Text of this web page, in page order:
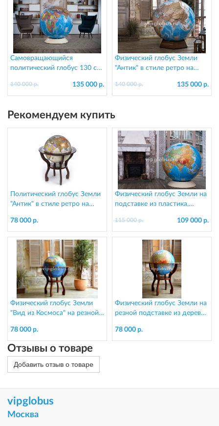
Самовращающийся
политический глобус 130 см,
135 000 р.
140 000 р.
Физический глобус Земли
"Антик" в стиле ретро на
см
135 000 р.
140 000 р.
Рекомендуем купить
Политический глобус Земли
"Антик" в стиле ретро на
d=64 см
78 000 р.
Физический глобус Земли на
подставке из пластика,
109 000 р.
115 000 р.
Физический глобус Земли
"Вид из Космоса" на резной
см
78 000 р.
Физический глобус Земли на
резной подставке из дерева,
78 000 р.
Отзывы о товаре
Добавить отзыв о товаре
vipglobus
Москва